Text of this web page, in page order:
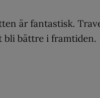
är fantastisk.
bli bättre i framtiden.